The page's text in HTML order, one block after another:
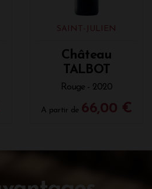
SAINT-JULIEN
Château
TALBOT
Rouge - 2020
A partir de 66,00 €